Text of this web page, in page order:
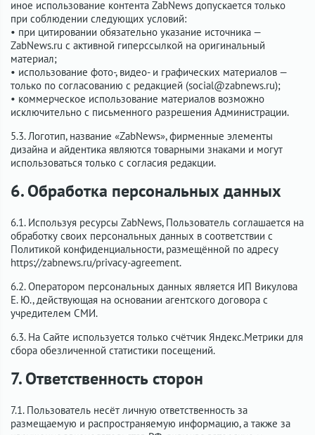
иное использование контента ZabNews допускается только
при соблюдении следующих условий:
• при цитировании обязательно указание источника —
ZabNews.ru с активной гиперссылкой на оригинальный
материал;
• использование фото-, видео- и графических материалов —
только по согласованию с редакцией (social@zabnews.ru);
• коммерческое использование материалов возможно
исключительно с письменного разрешения Администрации.
5.3. Логотип, название «ZabNews», фирменные элементы
дизайна и айдентика являются товарными знаками и могут
использоваться только с согласия редакции.
6. Обработка персональных данных
6.1. Используя ресурсы ZabNews, Пользователь соглашается на
обработку своих персональных данных в соответствии с
Политикой конфиденциальности, размещённой по адресу
https://zabnews.ru/privacy-agreement.
6.2. Оператором персональных данных является ИП Викулова
Е. Ю., действующая на основании агентского договора с
учредителем СМИ.
6.3. На Сайте используется только счётчик Яндекс.Метрики для
сбора обезличенной статистики посещений.
7. Ответственность сторон
7.1. Пользователь несёт личную ответственность за
размещаемую и распространяемую информацию, а также за